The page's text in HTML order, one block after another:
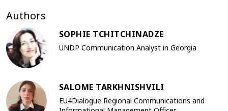
Authors
SOPHIE TCHITCHINADZE
UNDP Communication Analyst in Georgia
SALOME TARKHNISHVILI
EU4Dialogue Regional Communications and